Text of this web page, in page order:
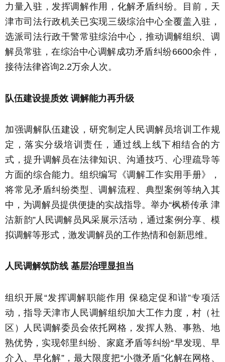
力量入驻，发挥调解作用，化解矛盾纠纷。目前，天
津市司法行政机关已实现三级综治中心全覆盖入驻，
选派司法行政干警常驻综治中心，推动调解组织、调
解员常驻，在综治中心调解成功矛盾纠纷6600余件，
接待法律咨询2.2万余人次。
队伍建设提质效 调解能力再升级
加强调解队伍建设，研究制定人民调解员培训工作规
定，落实分级培训责任，通过线上线下相结合的方
式，提升调解员在法律知识、沟通技巧、心理疏导等
方面的综合能力。组织编写《调解工作实用手册》，
将常见矛盾纠纷类型、调解流程、典型案例等纳入其
中，为调解员提供便捷的实战指导。举办“枫桥传承 津
沽新韵”人民调解员风采展示活动，通过案例分享、模
拟调解等形式，激发调解员的工作热情和创新思维。
人民调解筑防线 基层治理显担当
组织开展“发挥调解职能作用 保稳定促和谐”专项活
动，指导天津市人民调解组织加大工作力度，村（社
区）人民调解委员会依托网格，发挥人熟、事熟、地
熟优势，实现邻里纠纷、家庭矛盾等纠纷“早发现、早
介入、早化解”，最大限度把“小微矛盾”化解在网格、